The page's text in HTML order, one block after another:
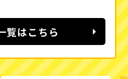
覧はこちら